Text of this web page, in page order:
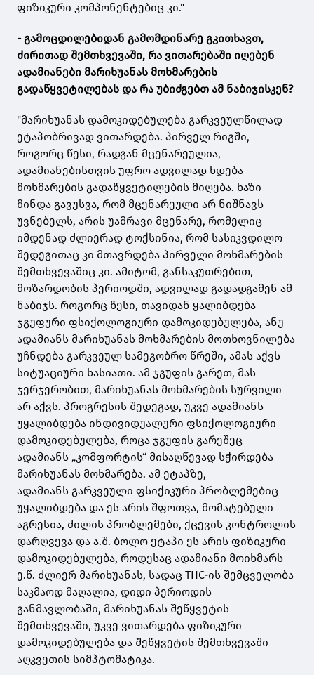
ფიზიკური კომპონენტებიც კი."
- გამოცდილებიდან გამომდინარე გკითხავთ,
ძირითად შემთხვევაში, რა ვითარებაში იღებენ
ადამიანები მარიხუანას მოხმარების
გადაწყვეტილებას და რა უბიძგებთ ამ ნაბიჯისკენ?
"მარიხუანას დამოკიდებულება გარკვეულწილად
ეტაპობრივად ვითარდება. პირველ რიგში,
როგორც წესი, რადგან მცენარეულია,
ადამიანებისთვის უფრო ადვილად ხდება
მოხმარების გადაწყვეტილების მიღება. ხაზი
მინდა გავუსვა, რომ მცენარეული არ ნიშნავს
უვნებელს, არის უამრავი მცენარე, რომელიც
იმდენად ძლიერად ტოქსინია, რომ სასიკვდილო
შედეგითაც კი მთავრდება პირველი მოხმარების
შემთხვევაშიც კი. ამიტომ, განსაკუთრებით,
მოზარდობის პერიოდში, ადვილად გადადგამენ ამ
ნაბიჯს. როგორც წესი, თავიდან ყალიბდება
ჯგუფური ფსიქოლოგიური დამოკიდებულება, ანუ
ადამიანს მარიხუანას მოხმარების მოთხოვნილება
უჩნდება გარკვეულ სამეგობრო წრეში, ამას აქვს
სიტუაციური ხასიათი. ამ ჯგუფის გარეთ, მას
ჯერჯერობით, მარიხუანას მოხმარების სურვილი
არ აქვს. პროგრესის შედეგად, უკვე ადამიანს
უყალიბდება ინდივიდუალური ფსიქოლოგიური
დამოკიდებულება, როცა ჯგუფის გარეშეც
ადამიანს „კომფორტის“ მისაღწევად სჭირდება
მარიხუანას მოხმარება. ამ ეტაპზე,
ადამიანს გარკვეული ფსიქიკური პრობლემებიც
უყალიბდება და ეს არის შფოთვა, მომატებული
აგრესია, ძილის პრობლემები, ქცევის კონტროლის
დარღვევა და ა.შ. ბოლო ეტაპი ეს არის ფიზიკური
დამოკიდებულება, როდესაც ადამიანი მოიხმარს
ე.წ. ძლიერ მარიხუანას, სადაც THC-ის შემცველობა
საკმაოდ მაღალია, დიდი პერიოდის
განმავლობაში, მარიხუანას შეწყვეტის
შემთხვევაში, უკვე ვითარდება ფიზიკური
დამოკიდებულება და შეწყვეტის შემთხვევაში
აღკვეთის სიმპტომატიკა.